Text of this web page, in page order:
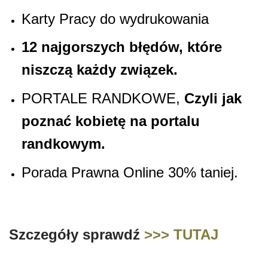
Karty Pracy do wydrukowania
12 najgorszych błędów, które
niszczą każdy związek.
PORTALE RANDKOWE, Czyli jak
poznać kobietę na portalu
randkowym.
Porada Prawna Online 30% taniej.
Szczegóły sprawdź >>> TUTAJ